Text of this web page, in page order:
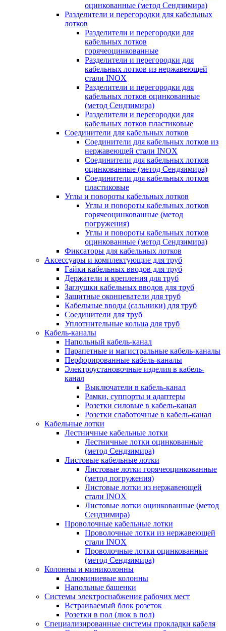
оцинкованные (метод Сендзимира)
Разделители и перегородки для кабельных
лотков
Разделители и перегородки для
кабельных лотков
горячеоцинкованные
Разделители и перегородки для
кабельных лотков из нержавеющей
стали INOX
Разделители и перегородки для
кабельных лотков оцинкованные
(метод Сендзимира)
Разделители и перегородки для
кабельных лотков пластиковые
Соединители для кабельных лотков
Соединители для кабельных лотков из
нержавеющей стали INOX
Соединители для кабельных лотков
оцинкованные (метод Сендзимира)
Соединители для кабельных лотков
пластиковые
Углы и повороты кабельных лотков
Углы и повороты кабельных лотков
горячеоцинкованные (метод
погружения)
Углы и повороты кабельных лотков
оцинкованные (метод Сендзимира)
Фиксаторы для кабельных лотков
Аксессуары и комплектующие для труб
Гайки кабельных вводов для труб
Держатели и крепления для труб
Заглушки кабельных вводов для труб
Защитные оконцеватели для труб
Кабельные вводы (сальники) для труб
Соединители для труб
Уплотнительные кольца для труб
Кабель-каналы
Напольный кабель-канал
Парапетные и магистральные кабель-каналы
Перфорированные кабель-каналы
Электроустановочные изделия в кабель-
канал
Выключатели в кабель-канал
Рамки, суппорты и адаптеры
Розетки силовые в кабель-канал
Розетки слаботочные в кабель-канал
Кабельные лотки
Лестничные кабельные лотки
Лестничные лотки оцинкованные
(метод Сендзимира)
Листовые кабельные лотки
Листовые лотки горячеоцинкованные
(метод погружения)
Листовые лотки из нержавеющей
стали INOX
Листовые лотки оцинкованные (метод
Сендзимира)
Проволочные кабельные лотки
Проволочные лотки из нержавеющей
стали INOX
Проволочные лотки оцинкованные
(метод Сендзимира)
Колонны и миниколонны
Алюминиевые колонны
Напольные башенки
Системы электроснабжения рабочих мест
Встраиваемый блок розеток
Розетки в пол (люк в пол)
Специализированные системы прокладки кабеля